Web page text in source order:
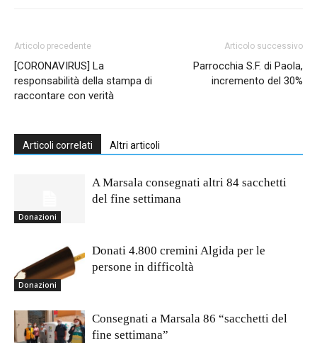
Articolo precedente
[CORONAVIRUS] La
responsabilità della stampa di
raccontare con verità
Articolo successivo
Parrocchia S.F. di Paola,
incremento del 30%
Articoli correlati Altri articoli
Donazioni
A Marsala consegnati altri 84 sacchetti
del fine settimana
Donazioni
Donati 4.800 cremini Algida per le
persone in difficoltà
Consegnati a Marsala 86 “sacchetti del
fine settimana”